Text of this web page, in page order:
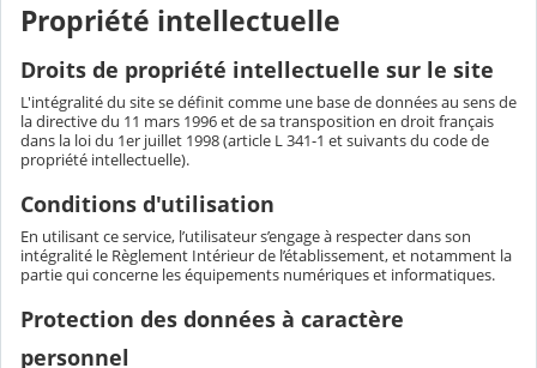
Propriété intellectuelle
Droits de propriété intellectuelle sur le site
L'intégralité du site se définit comme une base de données au sens de
la directive du 11 mars 1996 et de sa transposition en droit français
dans la loi du 1er juillet 1998 (article L 341-1 et suivants du code de
propriété intellectuelle).
Conditions d'utilisation
En utilisant ce service, l’utilisateur s’engage à respecter dans son
intégralité le Règlement Intérieur de l’établissement, et notamment la
partie qui concerne les équipements numériques et informatiques.
Protection des données à caractère
personnel